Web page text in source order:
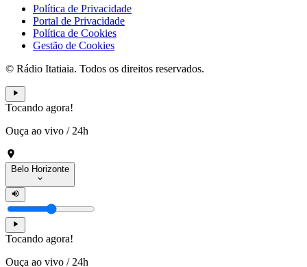
Política de Privacidade
Portal de Privacidade
Política de Cookies
Gestão de Cookies
© Rádio Itatiaia. Todos os direitos reservados.
Tocando agora!
Ouça ao vivo / 24h
Belo Horizonte
Tocando agora!
Ouça ao vivo / 24h